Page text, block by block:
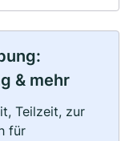
& mehr
Teilzeit, zur
für